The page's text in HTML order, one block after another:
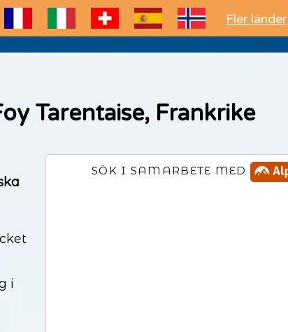
Fler länder
Tarentaise, Frankrike
i
SÖK I SAMARBETE MED